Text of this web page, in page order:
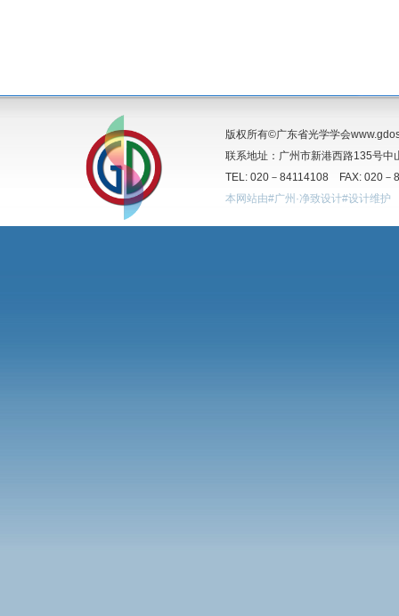
版权所有©广东省光学学会
联系地址：广州市新港西路135号
TEL: 020－84114108 FAX: 020
本网站由#广州·净致设计#设计维护